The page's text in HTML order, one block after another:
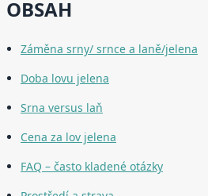
OBSAH
Záměna srny/ srnce a laně/jelena
Doba lovu jelena
Srna versus laň
Cena za lov jelena
FAQ – často kladené otázky